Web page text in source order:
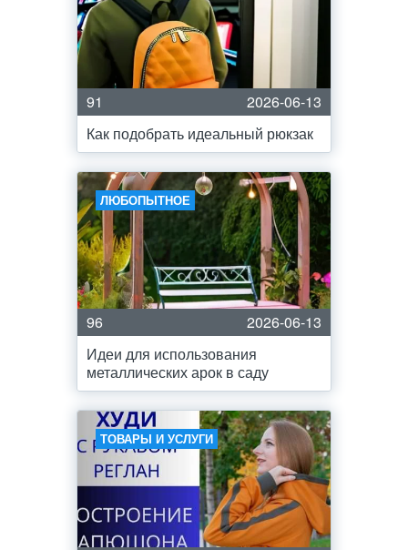
91
2026-06-13
Как подобрать идеальный рюкзак
ЛЮБОПЫТНОЕ
96
2026-06-13
Идеи для использования
металлических арок в саду
ТОВАРЫ И УСЛУГИ